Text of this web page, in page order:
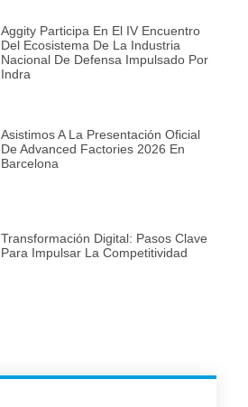
Aggity Participa En El IV Encuentro
Del Ecosistema De La Industria
Nacional De Defensa Impulsado Por
Indra
Asistimos A La Presentación Oficial
De Advanced Factories 2026 En
Barcelona
Transformación Digital: Pasos Clave
Para Impulsar La Competitividad